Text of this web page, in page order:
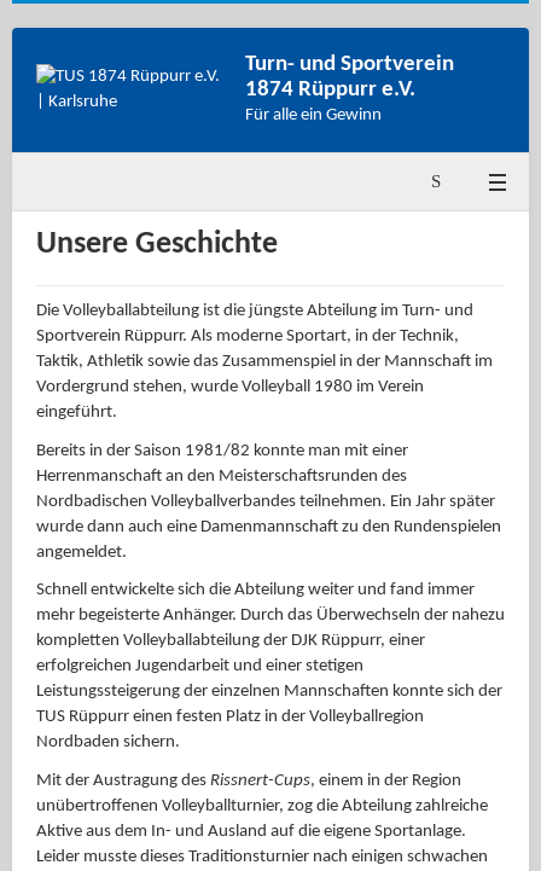
Turn- und Sportverein
1874 Rüppurr e.V.
Für alle ein Gewinn
Unsere Geschichte
Die Volleyballabteilung ist die jüngste Abteilung im Turn- und
Sportverein Rüppurr. Als moderne Sportart, in der Technik,
Taktik, Athletik sowie das Zusammenspiel in der Mannschaft im
Vordergrund stehen, wurde Volleyball 1980 im Verein
eingeführt.
Bereits in der Saison 1981/82 konnte man mit einer
Herrenmanschaft an den Meisterschaftsrunden des
Nordbadischen Volleyballverbandes teilnehmen. Ein Jahr später
wurde dann auch eine Damenmannschaft zu den Rundenspielen
angemeldet.
Schnell entwickelte sich die Abteilung weiter und fand immer
mehr begeisterte Anhänger. Durch das Überwechseln der nahezu
kompletten Volleyballabteilung der DJK Rüppurr, einer
erfolgreichen Jugendarbeit und einer stetigen
Leistungssteigerung der einzelnen Mannschaften konnte sich der
TUS Rüppurr einen festen Platz in der Volleyballregion
Nordbaden sichern.
Mit der Austragung des Rissnert-Cups, einem in der Region
unübertroffenen Volleyballturnier, zog die Abteilung zahlreiche
Aktive aus dem In- und Ausland auf die eigene Sportanlage.
Leider musste dieses Traditionsturnier nach einigen schwachen